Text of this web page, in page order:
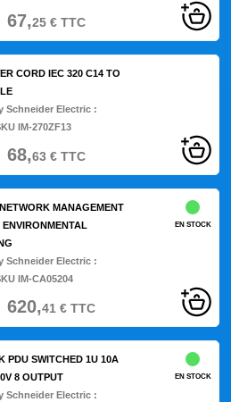
67,25€TTC
CORD IEC 320 C14 TO
Schneider Electric :
IM-270ZF13
68,63€TTC
MANAGEMENT
Schneider Electric :
IM-CA05204
EN STOCK
620,41 €TTC
PDU SWITCHED 1U 10A
8 OUTPUT
Schneider Electric :
EN STOCK